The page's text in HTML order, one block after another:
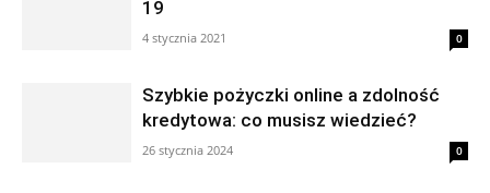
19
4 stycznia 2021 0
Szybkie pożyczki online a zdolność
kredytowa: co musisz wiedzieć?
26 stycznia 2024 0